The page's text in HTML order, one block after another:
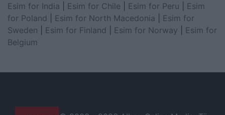
Esim for India
Esim for Chile Esim for Peru
Esim
for Poland
Esim for North Macedonia
Esim for
Sweden
Esim for Finland Esim for Norway
Esim for
Belgium